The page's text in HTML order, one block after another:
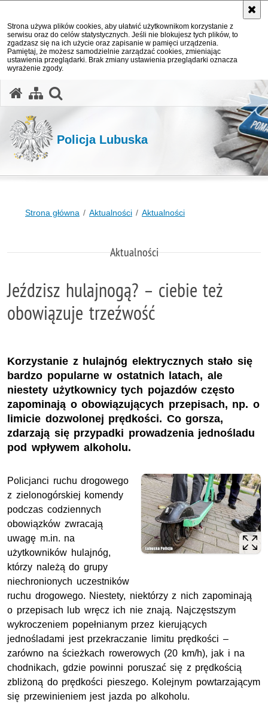
Strona używa plików cookies, aby ułatwić użytkownikom korzystanie z
serwisu oraz do celów statystycznych. Jeśli nie blokujesz tych plików, to
zgadzasz się na ich użycie oraz zapisanie w pamięci urządzenia.
Pamiętaj, że możesz samodzielnie zarządzać cookies, zmieniając
ustawienia przeglądarki. Brak zmiany ustawienia przeglądarki oznacza
wyrażenie zgody.
Policja Lubuska
Strona główna Aktualności Aktualności
Aktualności
Jeździsz hulajnogą? – ciebie też
obowiązuje trzeźwość
Korzystanie z hulajnóg elektrycznych stało się
bardzo popularne w ostatnich latach, ale
niestety użytkownicy tych pojazdów często
zapominają o obowiązujących przepisach, np. o
limicie dozwolonej prędkości. Co gorsza,
zdarzają się przypadki prowadzenia jednośladu
pod wpływem alkoholu.
Policjanci ruchu drogowego
z zielonogórskiej komendy
podczas codziennych
obowiązków zwracają
uwagę m.in. na
użytkowników hulajnóg,
którzy należą do grupy
niechronionych uczestników
ruchu drogowego. Niestety, niektórzy z nich zapominają
o przepisach lub wręcz ich nie znają. Najczęstszym
wykroczeniem popełnianym przez kierujących
jednośladami jest przekraczanie limitu prędkości –
zarówno na ścieżkach rowerowych (20 km/h), jak i na
chodnikach, gdzie powinni poruszać się z prędkością
zbliżoną do prędkości pieszego. Kolejnym powtarzającym
się przewinieniem jest jazda po alkoholu.